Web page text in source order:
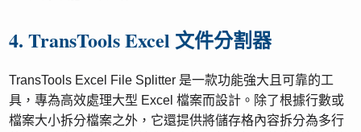
4. TransTools Excel 文件分割器
TransTools Excel File Splitter 是一款功能強大且可靠的工
具，專為高效處理大型 Excel 檔案而設計。除了根據行數或
檔案大小拆分檔案之外，它還提供將儲存格內容拆分為多行